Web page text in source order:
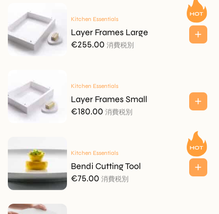
Kitchen Essentials
Layer Frames Large
€255.00 消費税別
Kitchen Essentials
Layer Frames Small
€180.00 消費税別
Kitchen Essentials
Bendi Cutting Tool
€75.00 消費税別